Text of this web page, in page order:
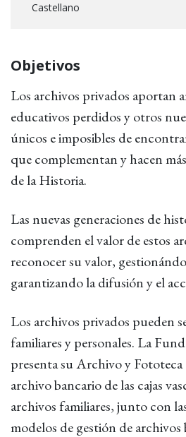
Castellano
Objetivos
Los archivos privados aportan
educativos perdidos y otros
únicos e imposibles de
que complementan y hacen
de la Historia.
Las nuevas generaciones de
comprenden el valor de estos
reconocer su valor,
garantizando la difusión y el
Los archivos privados pueden
familiares y personales. La
presenta su Archivo y
archivo bancario de las cajas
archivos familiares, junto con
modelos de gestión de archivos